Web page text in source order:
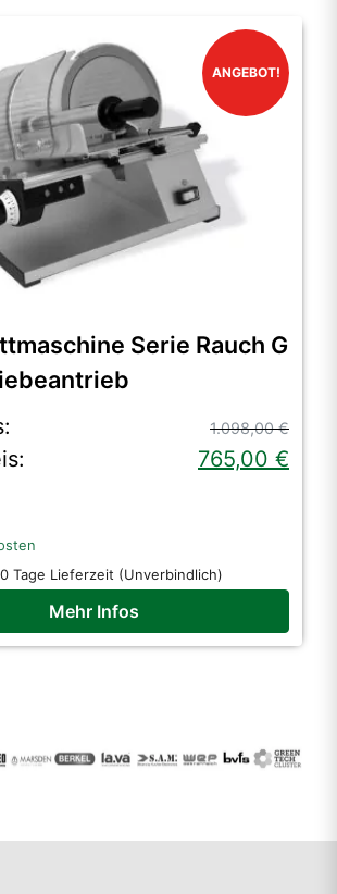
ANGEBOT!
Serie Rauch G
1.098,00€
765,00 €
Tage Lieferzeit (Unverbindlich)
Mehr Infos